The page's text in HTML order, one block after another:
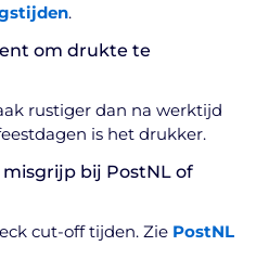
.
om drukte te
rustiger dan na werktijd
is het drukker.
bij PostNL of
cut-off tijden. Zie PostNL